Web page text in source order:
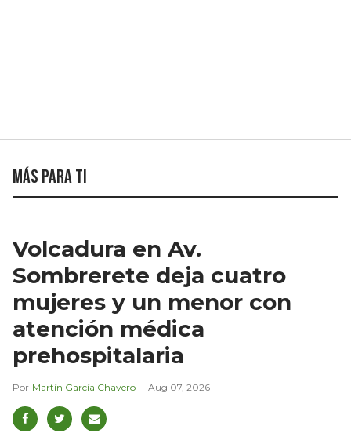
Más para ti
Volcadura en Av.
Sombrerete deja cuatro
mujeres y un menor con
atención médica
prehospitalaria
Martín García Chavero Aug 07, 2026